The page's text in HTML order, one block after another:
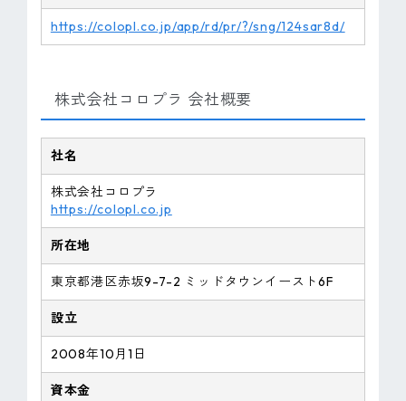
https://colopl.co.jp/app/rd/pr/?/sng/124sar8d/
株式会社コロプラ 会社概要
社名
株式会社コロプラ
https://colopl.co.jp
所在地
東京都港区赤坂9-7-2 ミッドタウンイースト6F
設立
2008年10月1日
資本金